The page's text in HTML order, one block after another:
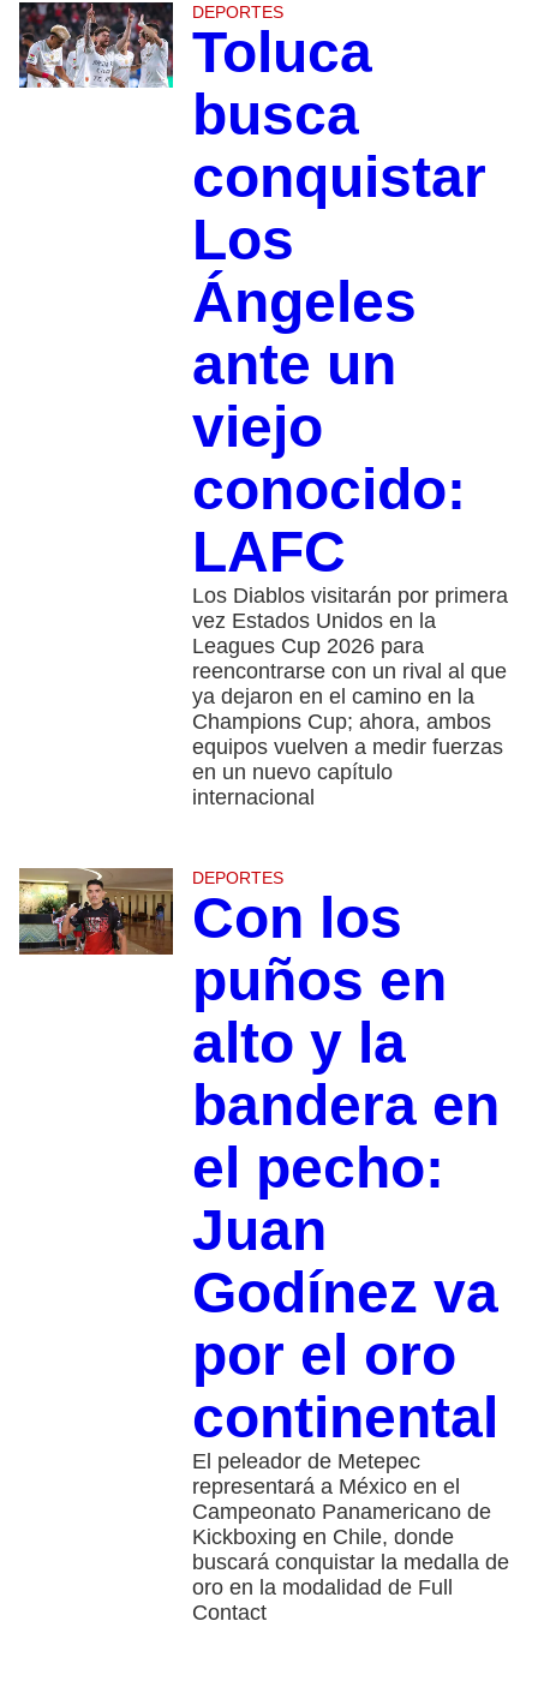
DEPORTES
Toluca
busca
conquistar
Los
Ángeles
ante un
viejo
conocido:
LAFC
Los Diablos visitarán por primera
vez Estados Unidos en la
Leagues Cup 2026 para
reencontrarse con un rival al que
ya dejaron en el camino en la
Champions Cup; ahora, ambos
equipos vuelven a medir fuerzas
en un nuevo capítulo
internacional
DEPORTES
Con los
puños en
alto y la
bandera en
el pecho:
Juan
Godínez va
por el oro
continental
El peleador de Metepec
representará a México en el
Campeonato Panamericano de
Kickboxing en Chile, donde
buscará conquistar la medalla de
oro en la modalidad de Full
Contact